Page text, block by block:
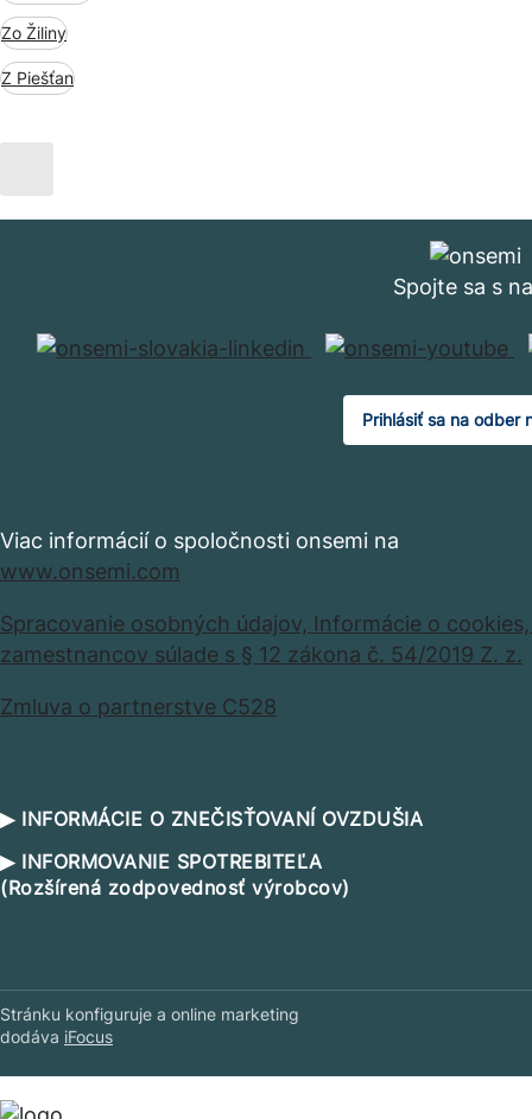
Zo Žiliny
Z Piešťan
Spojte sa s
Prihlásiť sa na odber
Viac informácií o spoločnosti onsemi na
www.onsemi.com
Spracovanie osobných údajov, Informácie o
zamestnancov súlade s § 12 zákona č. 54/2019 Z. z.
Zmluva o partnerstve C528
▶ INFORMÁCIE O ZNEČISŤOVANÍ OVZDUŠIA
▶ INFORMOVANIE SPOTREBITEĽA
(Rozšírená zodpovednosť výrobcov)
Stránku konfiguruje a online marketing
dodáva iFocus